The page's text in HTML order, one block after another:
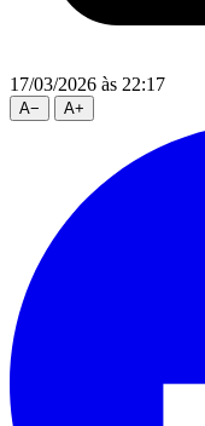
17/03/2026 às 22:17
A− A+